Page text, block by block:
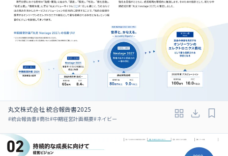
丸文株式会社 統合報告書2025
#統合報告書#商社#中期経営計画概要#ネイビー